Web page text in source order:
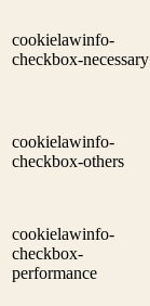
cookielawinfo-
checkbox-necessary
cookielawinfo-
checkbox-others
cookielawinfo-
checkbox-
performance